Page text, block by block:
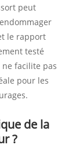
peut
le rapport
testé
facilite pas
pour les
de la
?